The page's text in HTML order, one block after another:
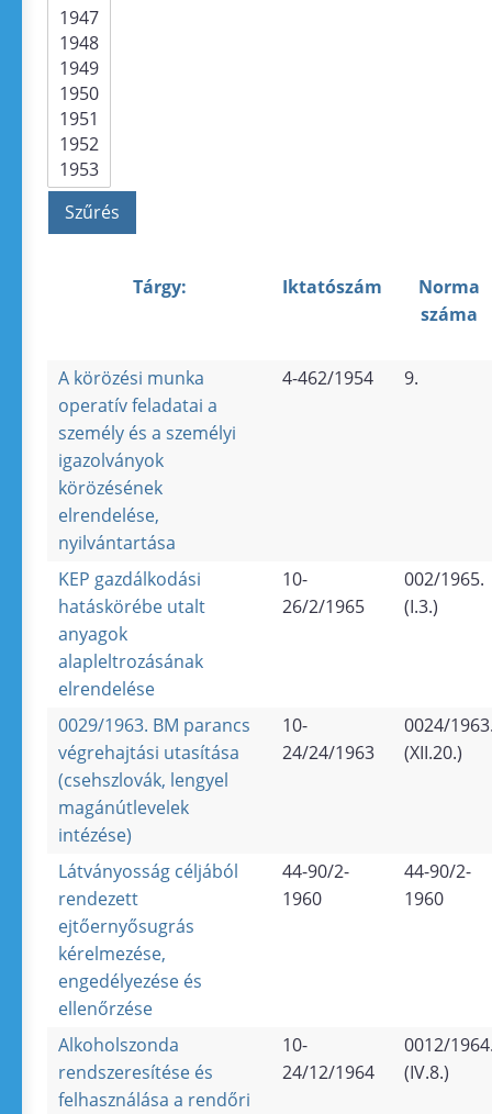
Tárgy: Iktatószám
Norma
száma
A körözési munka
operatív feladatai a
személy és a személyi
igazolványok
körözésének
elrendelése,
nyilvántartása
4-462/1954 9.
KEP gazdálkodási
hatáskörébe utalt
anyagok
alapleltrozásának
elrendelése
10-
26/2/1965
002/1965.
(I.3.)
0029/1963. BM parancs
végrehajtási utasítása
(csehszlovák, lengyel
magánútlevelek
intézése)
10-
24/24/1963
0024/
(XII.20.)
Látványosság céljából
rendezett
ejtőernyősugrás
kérelmezése,
engedélyezése és
ellenőrzése
44-90/2-
1960
44-90/2-
1960
Alkoholszonda
rendszeresítése és
felhasználása a rendőri
10-
24/12/1964
0012/
(IV.8.)